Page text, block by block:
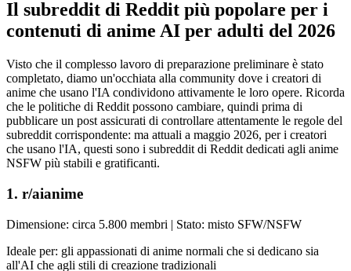
Il subreddit di Reddit più popolare per i
contenuti di anime AI per adulti del 2026
Visto che il complesso lavoro di preparazione preliminare è stato
completato, diamo un'occhiata alla community dove i creatori di
anime che usano l'IA condividono attivamente le loro opere. Ricorda
che le politiche di Reddit possono cambiare, quindi prima di
pubblicare un post assicurati di controllare attentamente le regole del
subreddit corrispondente: ma attuali a maggio 2026, per i creatori
che usano l'IA, questi sono i subreddit di Reddit dedicati agli anime
NSFW più stabili e gratificanti.
1. r/aianime
Dimensione: circa 5.800 membri | Stato: misto SFW/NSFW
Ideale per: gli appassionati di anime normali che si dedicano sia
all'AI che agli stili di creazione tradizionali